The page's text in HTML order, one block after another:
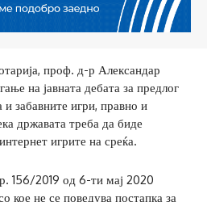
проф. д-р Александар
на јавната дебата за предлог
и забавните игри, правно и
државата треба да биде
игрите на среќа.
156/2019 од 6-ти мај 2020
кое не се поведува постапка за